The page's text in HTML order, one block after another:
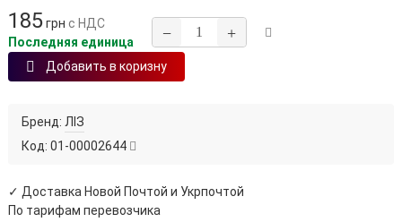
185грн с НДС
Последняя единица
− +
Добавить в коризну
Бренд: ЛІЗ
Код: 01-00002644
✓ Доставка Новой Почтой и Укрпочтой
По тарифам перевозчика